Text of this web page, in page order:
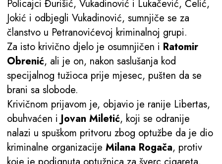
Policajci Đurišić, Vukadinović i Lukačević, Čelić,
Jokić i odbjegli Vukadinović, sumnjiče se za
članstvo u Petranovićevoj kriminalnoj grupi.
Za isto krivično djelo je osumnjičen i Ratomir
Obrenić, ali je on, nakon saslušanja kod
specijalnog tužioca prije mjesec, pušten da se
brani sa slobode.
Krivičnom prijavom je, objavio je ranije Libertas,
obuhvaćen iJovan Miletić, koji se odranije
nalazi u spuškom pritvoru zbog optužbe da je dio
kriminalne organizacije Milana Rogača, protiv